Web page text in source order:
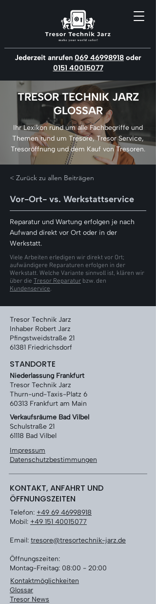
Jederzeit anrufen 069 46998918 oder
0151 40015077
TRESOR TECHNIK JARZ
GLOSSAR
Ihr Lexikon rund um alle Fachbegriffe und
Themen rund um Tresore, Tresor Service,
Tresoröffnung und dem Kauf von Tresoren.
< Zurück zu allen Beiträgen
Vor-Ort- vs. Werkstattservice
Reparatur und Wartung erfolgen je nach
Aufwand direkt vor Ort oder in der
Werkstatt.
Viele Arbeiten erledigen wir direkt vor Ort;
aufwändigere Reparaturen erfolgen in der
Werkstatt. Welche Variante sinnvoll ist, klären wir
über die Tresor Reparatur bzw. den
Kundenservice.
Tresor Technik Jarz
Inhaber Robert Jarz
Pfingstweidstraße 21
61381 Friedrichsdorf
STANDORTE
Niederlassung Frankfurt
Tresor Technik Jarz
Thurn-und-Taxis-Platz 6
60313 Frankfurt am Main
Verkaufsräume Bad Vilbel
Schulstraße 21
61118 Bad Vilbel
Impressum
Datenschutzbestimmungen
KONTAKT, ANFAHRT UND
ÖFFNUNGSZEITEN
Telefon: +49 69 46998918
Mobil: +49 151 40015077
Email: tresore@tresortechnik-jarz.de
Öffnungszeiten:
Montag-Freitag: 08:00 - 20:00
Kontaktmöglichkeiten
Glossar
Tresor News